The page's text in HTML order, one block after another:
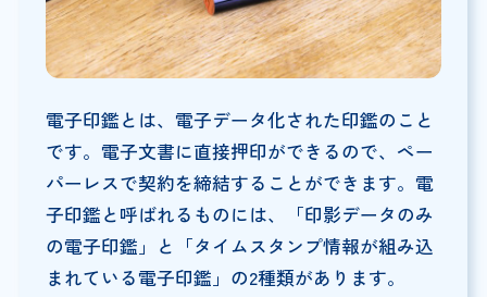
電子印鑑とは、電子データ化された印鑑のこと
です。電子文書に直接押印ができるので、ペー
パーレスで契約を締結することができます。電
子印鑑と呼ばれるものには、「印影データのみ
の電子印鑑」と「タイムスタンプ情報が組み込
まれている電子印鑑」の2種類があります。